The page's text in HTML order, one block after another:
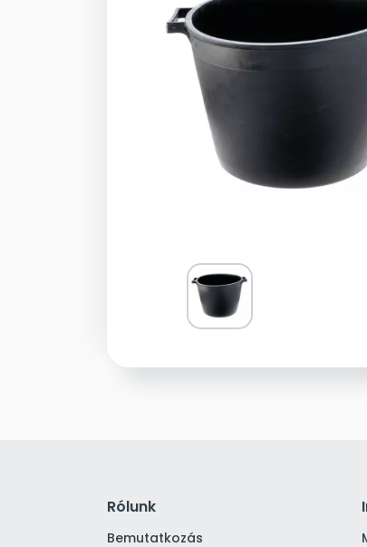
Rólunk
Bemutatkozás